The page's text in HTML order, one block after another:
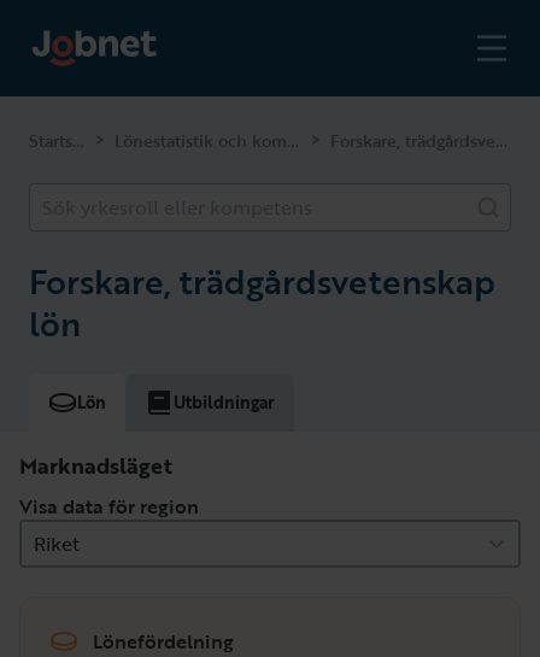
Startsidan > Lönestatistik och kompetenser > Forskare, trädgårdsvetenskap
Forskare, trädgårdsvetenskap
lön
Lön Utbildningar
Marknadsläget
Visa data för region
Riket
Lönefördelning